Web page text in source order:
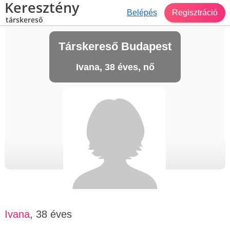
Keresztény
társkereső
Belépés Regisztráció
Társkereső Budapest
Ivana, 38 éves, nő
Ivana, 38 éves